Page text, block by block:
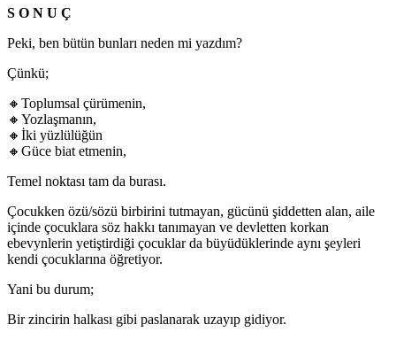
S O N U Ç
Peki, ben bütün bunları neden mi yazdım?
Çünkü;
🔸Toplumsal çürümenin,
🔸Yozlaşmanın,
🔸İki yüzlülüğün
🔸Güce biat etmenin,
Temel noktası tam da burası.
Çocukken özü/sözü birbirini tutmayan, gücünü şiddetten alan, aile
içinde çocuklara söz hakkı tanımayan ve devletten korkan
ebevynlerin yetiştirdiği çocuklar da büyüdüklerinde aynı şeyleri
kendi çocuklarına öğretiyor.
Yani bu durum;
Bir zincirin halkası gibi paslanarak uzayıp gidiyor.